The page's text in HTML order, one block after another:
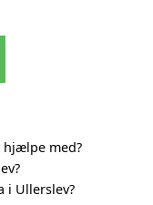
hjælpe med?
i Ullerslev?